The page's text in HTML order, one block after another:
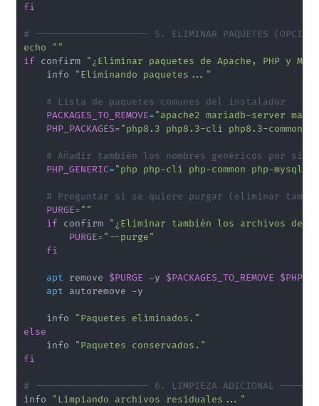
fi
# -------------------- 5. ELIMINAR PAQUETES
echo
""
if confirm "¿Eliminar paquetes de Apache, PHP y
    info
"Eliminando paquetes..."
# Lista de paquetes comunes del instalador
PACKAGES_TO_REMOVE="apache2 mariadb-server
PHP_PACKAGES="php8.3 php8.3-cli php8.3-common
# Añadir también los nombres genéricos por si
PHP_GENERIC="php php-cli php-common php-mysql
# Preguntar si se quiere purgar (eliminar
PURGE=""
if confirm "¿Eliminar también los archivos de
PURGE="--purge"
fi
apt remove $PURGE -y $PACKAGES_TO_REMOVE
apt autoremove -y
    info
"Paquetes eliminados."
else
    info
"Paquetes conservados."
fi
# -------------------- 6. LIMPIEZA ADICIONAL
info "Limpiando archivos residuales..."